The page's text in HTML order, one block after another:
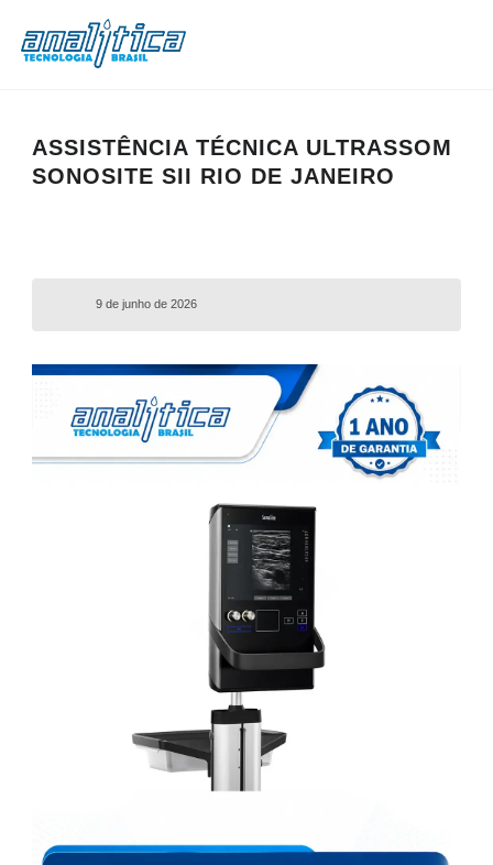
ASSISTÊNCIA TÉCNICA ULTRASSOM
SONOSITE SII RIO DE JANEIRO
9 de junho de 2026